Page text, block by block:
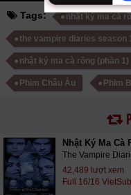
Tags: nhật ký ma cà
the vampire diaries season
nhật ký ma cà rồng (phần 1)
Phim Châu Âu Phim
Nhật Ký Ma Cà
The Vampire
42,489 lượt xem
Full 16/16 VietSub